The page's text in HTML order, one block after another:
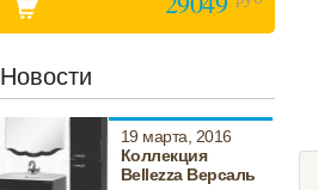
Новости
19 марта, 2016
Коллекция
Bellezza Версаль